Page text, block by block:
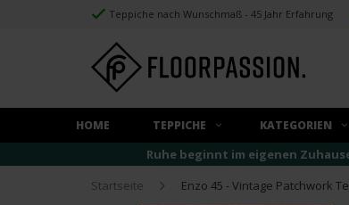
Teppiche nach Wunschmaß - 45 Jahr Erfahrung
HOME TEPPICHE KATEGORIEN
Ruhe beginnt im eigenen
Startseite
Enzo 45 - Vintage Patchwork